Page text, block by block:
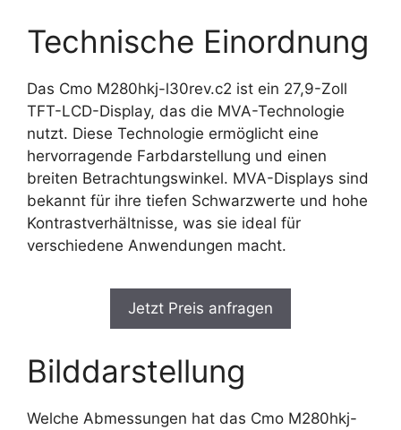
Technische Einordnung
Das Cmo M280hkj-l30rev.c2 ist ein 27,9-Zoll
TFT-LCD-Display, das die MVA-Technologie
nutzt. Diese Technologie ermöglicht eine
hervorragende Farbdarstellung und einen
breiten Betrachtungswinkel. MVA-Displays sind
bekannt für ihre tiefen Schwarzwerte und hohe
Kontrastverhältnisse, was sie ideal für
verschiedene Anwendungen macht.
Jetzt Preis anfragen
Bilddarstellung
Welche Abmessungen hat das Cmo M280hkj-